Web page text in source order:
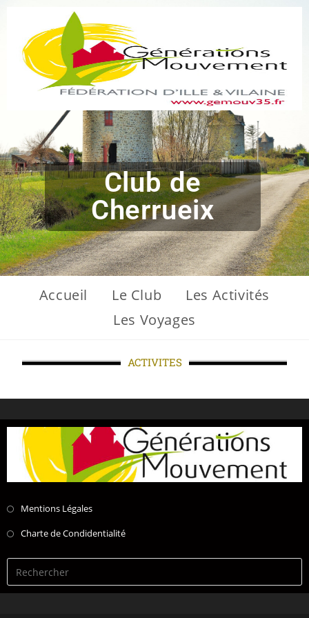
Club de
Cherrueix
Accueil Le Club
Les Activités
Les Voyages
ACTIVITES
Mentions Légales
Charte de Condidentialité